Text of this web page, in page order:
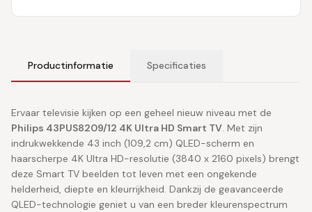
Productinformatie Specificaties
Ervaar televisie kijken op een geheel nieuw niveau met de
Philips 43PUS8209/12 4K Ultra HD Smart TV. Met zijn
indrukwekkende 43 inch (109,2 cm) QLED-scherm en
haarscherpe 4K Ultra HD-resolutie (3840 x 2160 pixels) brengt
deze Smart TV beelden tot leven met een ongekende
helderheid, diepte en kleurrijkheid. Dankzij de geavanceerde
QLED-technologie geniet u van een breder kleurenspectrum